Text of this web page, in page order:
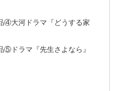
④大河ドラマ『どうする家
⑤ドラマ『先生さよなら』